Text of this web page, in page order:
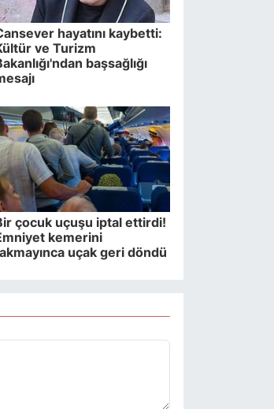
hayatını kaybetti:
ve Turizm
başsağlığı
çocuk uçuşu iptal ettirdi!
kemerini
uçak geri döndü